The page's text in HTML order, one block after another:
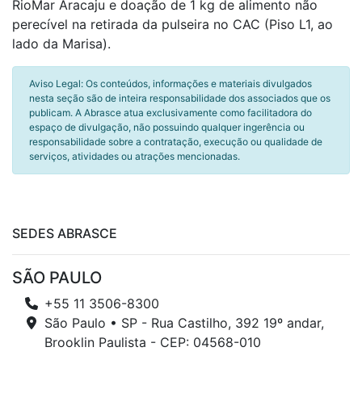
RioMar Aracaju e doação de 1 kg de alimento não
perecível na retirada da pulseira no CAC (Piso L1, ao
lado da Marisa).
Aviso Legal: Os conteúdos, informações e materiais divulgados
nesta seção são de inteira responsabilidade dos associados que os
publicam. A Abrasce atua exclusivamente como facilitadora do
espaço de divulgação, não possuindo qualquer ingerência ou
responsabilidade sobre a contratação, execução ou qualidade de
serviços, atividades ou atrações mencionadas.
SEDES ABRASCE
SÃO PAULO
+55 11 3506-8300
São Paulo • SP - Rua Castilho, 392 19º andar,
Brooklin Paulista - CEP: 04568-010